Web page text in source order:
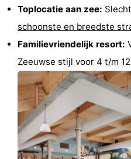
Paardrijden
-
Golfbanen
Surfen
Vuurtoren
Eten
en
drinken
Haaientanden
Zeehonden
Toplocatie aan zee:
schoonste en breedste
Familievriendelijk resort:
Zeeuwse stijl voor 4 t/m